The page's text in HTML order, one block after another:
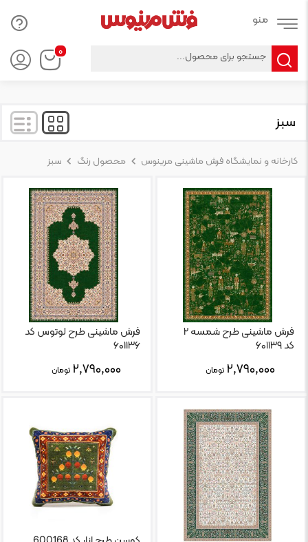
۰
Products
search
سبز
کارخانه و نمایشگاه فرش ماشینی مرینوس محصول رنگ سبز
فرش ماشینی طرح شمسه ۲
کد ۶۰۱۱۳۹
۲,۷۹۰,۰۰۰ تومان
فرش ماشینی طرح لوتوس کد
۶۰۱۱۳۶
۲,۷۹۰,۰۰۰ تومان